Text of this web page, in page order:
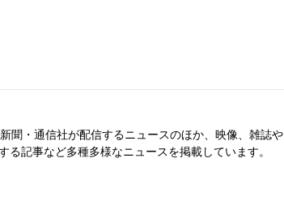
聞・通信社が配信するニュースのほか、映像、雑誌や
る記事など多種多様なニュースを掲載しています。